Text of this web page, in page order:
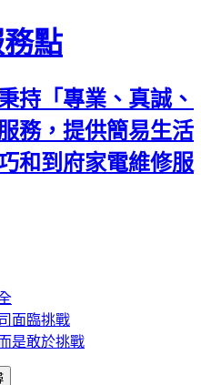
點
持「專業、真誠、
務，提供簡易生活
和到府家電維修服
面臨挑戰
是敢於挑戰